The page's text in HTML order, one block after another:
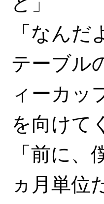
「なんだ
テーブル
ィーカッ
を向けて
「前に
ヵ月単位